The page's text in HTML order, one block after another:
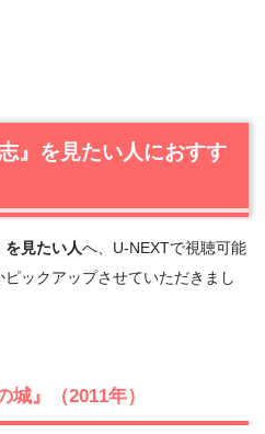
』を見たい人におすす
を見たい人へ、U-NEXTで視聴可能
ックアップさせていただきまし
城』（2011年）